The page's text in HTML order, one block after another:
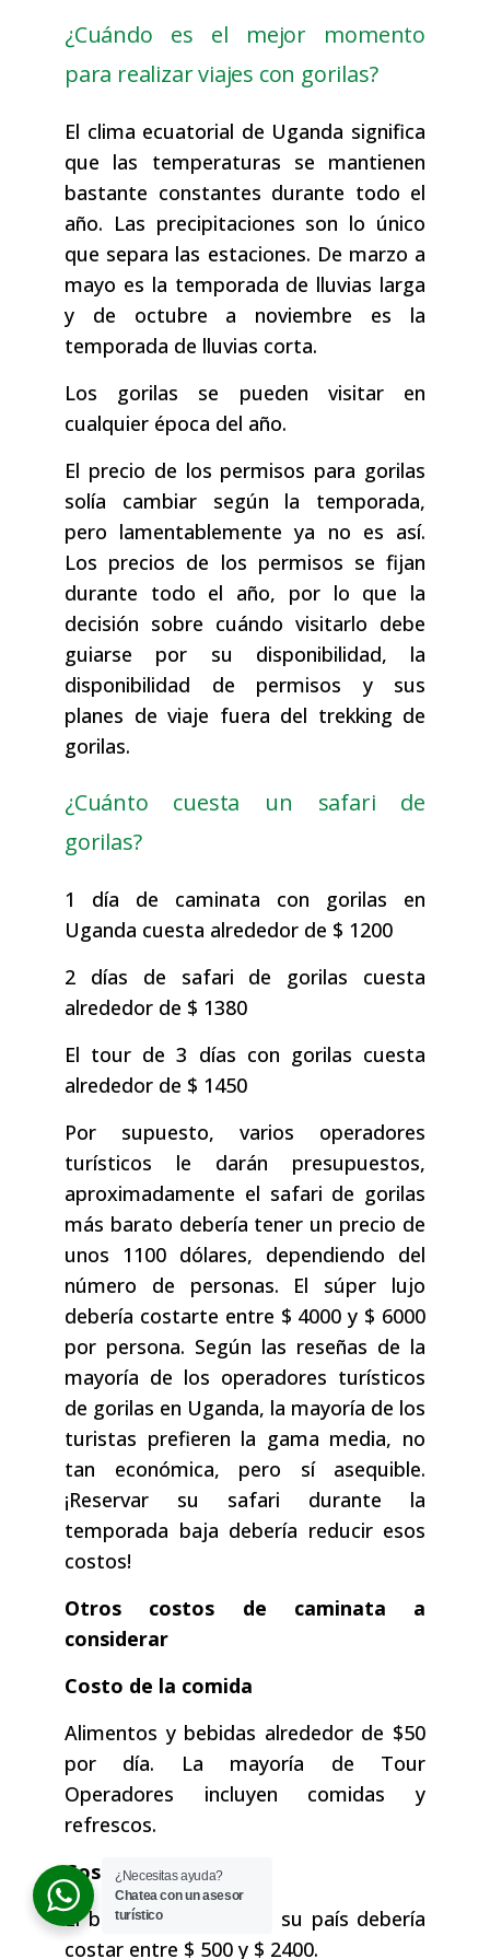
¿Cuándo es el mejor momento
para realizar viajes con gorilas?
El clima ecuatorial de Uganda significa
que las temperaturas se mantienen
bastante constantes durante todo el
año. Las precipitaciones son lo único
que separa las estaciones. De marzo a
mayo es la temporada de lluvias larga
y de octubre a noviembre es la
temporada de lluvias corta.
Los gorilas se pueden visitar en
cualquier época del año.
El precio de los permisos para gorilas
solía cambiar según la temporada,
pero lamentablemente ya no es así.
Los precios de los permisos se fijan
durante todo el año, por lo que la
decisión sobre cuándo visitarlo debe
guiarse por su disponibilidad, la
disponibilidad de permisos y sus
planes de viaje fuera del trekking de
gorilas.
¿Cuánto cuesta un safari de
gorilas?
1 día de caminata con gorilas en
Uganda cuesta alrededor de $ 1200
2 días de safari de gorilas cuesta
alrededor de $ 1380
El tour de 3 días con gorilas cuesta
alrededor de $ 1450
Por supuesto, varios operadores
turísticos le darán presupuestos,
aproximadamente el safari de gorilas
más barato debería tener un precio de
unos 1100 dólares, dependiendo del
número de personas. El súper lujo
debería costarte entre $ 4000 y $ 6000
por persona. Según las reseñas de la
mayoría de los operadores turísticos
de gorilas en Uganda, la mayoría de los
turistas prefieren la gama media, no
tan económica, pero sí asequible.
¡Reservar su safari durante la
temporada baja debería reducir esos
costos!
Otros costos de caminata a
considerar
Costo de la comida
Alimentos y bebidas alrededor de $50
por día. La mayoría de Tour
Operadores incluyen comidas y
refrescos.
Coste de transporte
El boleto aéreo desde su país debería
costar entre $ 500 y $ 2400.
¿Necesitas ayuda?
Chatea con un asesor
turístico